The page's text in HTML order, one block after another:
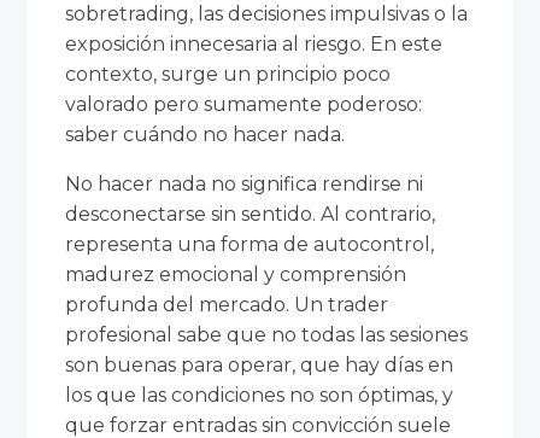
sobretrading, las decisiones impulsivas o la
exposición innecesaria al riesgo. En este
contexto, surge un principio poco
valorado pero sumamente poderoso:
saber cuándo no hacer nada.
No hacer nada no significa rendirse ni
desconectarse sin sentido. Al contrario,
representa una forma de autocontrol,
madurez emocional y comprensión
profunda del mercado. Un trader
profesional sabe que no todas las sesiones
son buenas para operar, que hay días en
los que las condiciones no son óptimas, y
que forzar entradas sin convicción suele